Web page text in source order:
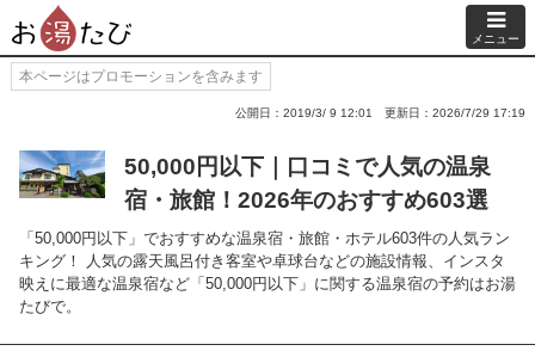
メニュー
本ページはプロモーションを含みます
公開日：2019/3/ 9 12:01 更新日：2026/7/29 17:19
50,000円以下｜口コミで人気の温泉
宿・旅館！2026年のおすすめ603選
「50,000円以下」でおすすめな温泉宿・旅館・ホテル603件の人気ラン
キング！ 人気の露天風呂付き客室や卓球台などの施設情報、インスタ
映えに最適な温泉宿など「50,000円以下」に関する温泉宿の予約はお湯
たびで。